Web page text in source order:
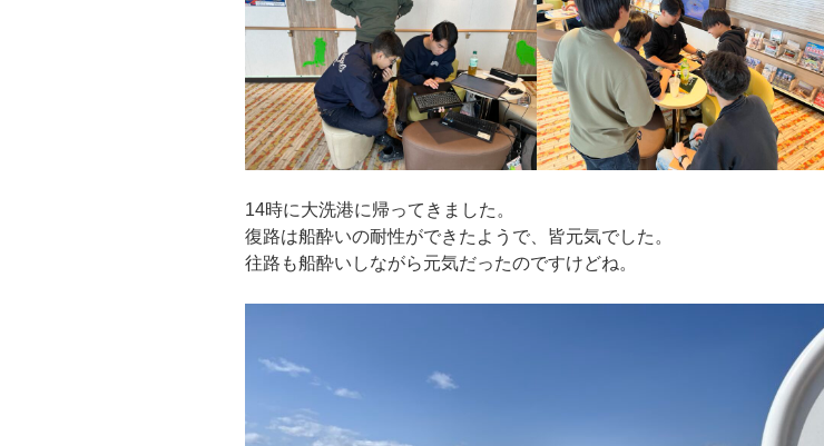
14時に大洗港に帰ってきました。
復路は船酔いの耐性ができたようで、皆元気でした。
往路も船酔いしながら元気だったのですけどね。